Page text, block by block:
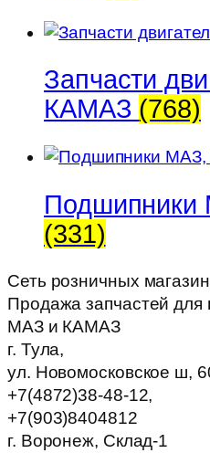
Запчасти
КАМАЗ (768)
(331)
Сеть розничных
Продажа запчастей для
МАЗ и КАМАЗ
г. Тула,
ул. Новомосковское ш,
+7(4872)38-48-12,
+7(903)8404812
г. Воронеж, Склад-1